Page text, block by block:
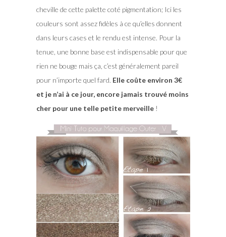
cheville de cette palette coté pigmentation; Ici les
couleurs sont assez fidèles à ce qu’elles donnent
dans leurs cases et le rendu est intense. Pour la
tenue, une bonne base est indispensable pour que
rien ne bouge mais ça, c’est généralement pareil
pour n’importe quel fard. Elle coûte environ 3€
et je n’ai à ce jour, encore jamais trouvé moins
cher pour une telle petite merveille!